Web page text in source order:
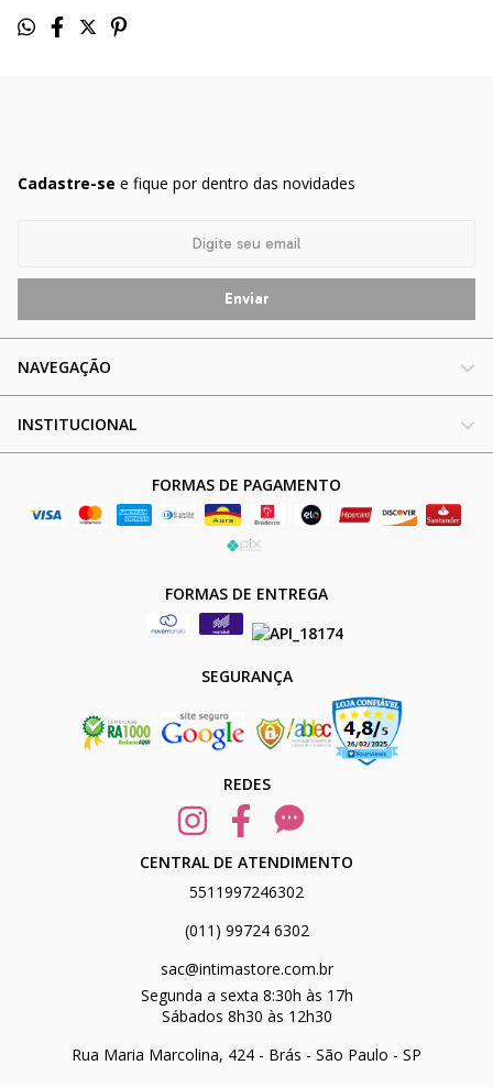
Cadastre-se e fique por dentro das novidades
NAVEGAÇÃO
INSTITUCIONAL
FORMAS DE PAGAMENTO
FORMAS DE ENTREGA
SEGURANÇA
REDES
CENTRAL DE ATENDIMENTO
5511997246302
(011) 99724 6302
sac@intimastore.com.br
Segunda a sexta 8:30h às 17h
Sábados 8h30 às 12h30
Rua Maria Marcolina, 424 - Brás - São Paulo - SP